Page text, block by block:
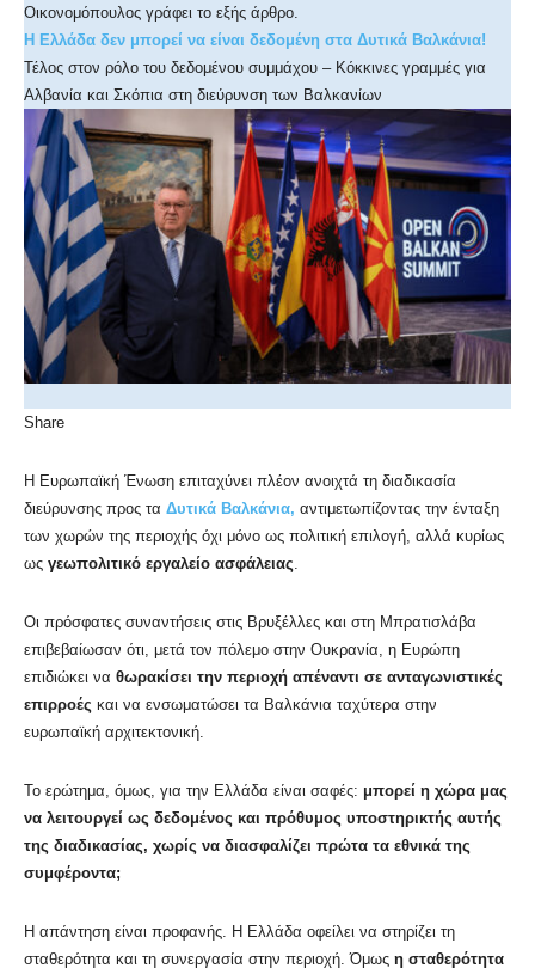
Οικονομόπουλος γράφει το εξής άρθρο.
Η Ελλάδα δεν μπορεί να είναι δεδομένη στα Δυτικά Βαλκάνια!
Τέλος στον ρόλο του δεδομένου συμμάχου – Κόκκινες γραμμές για
Αλβανία και Σκόπια στη διεύρυνση των Βαλκανίων
Share
Η Ευρωπαϊκή Ένωση επιταχύνει πλέον ανοιχτά τη διαδικασία
διεύρυνσης προς τα Δυτικά Βαλκάνια, αντιμετωπίζοντας την ένταξη
των χωρών της περιοχής όχι μόνο ως πολιτική επιλογή, αλλά κυρίως
ως γεωπολιτικό εργαλείο ασφάλειας
Οι πρόσφατες συναντήσεις στις Βρυξέλλες και στη Μπρατισλάβα
επιβεβαίωσαν ότι, μετά τον πόλεμο στην Ουκρανία, η Ευρώπη
επιδιώκει να θωρακίσει την περιοχή απέναντι σε ανταγωνιστικές
επιρροές και να ενσωματώσει τα Βαλκάνια ταχύτερα στην
ευρωπαϊκή αρχιτεκτονική.
Το ερώτημα, όμως, για την Ελλάδα είναι σαφές: μπορεί η χώρα μας
να λειτουργεί ως δεδομένος και πρόθυμος υποστηρικτής αυτής
της διαδικασίας, χωρίς να διασφαλίζει πρώτα τα εθνικά της
συμφέροντα;
Η απάντηση είναι προφανής. Η Ελλάδα οφείλει να στηρίζει τη
σταθερότητα και τη συνεργασία στην περιοχή. Όμως η σταθερότητα